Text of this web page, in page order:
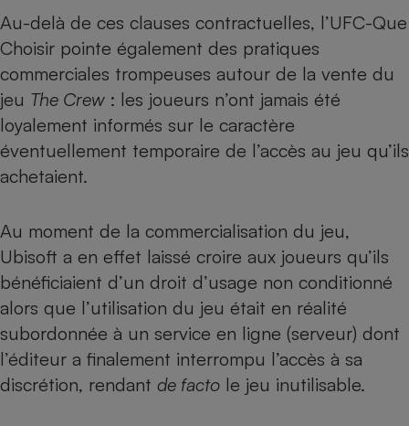
Au-delà de ces clauses contractuelles, l’UFC-Que
Choisir pointe également des pratiques
commerciales trompeuses autour de la vente du
jeu The Crew: les joueurs n’ont jamais été
loyalement informés sur le caractère
éventuellement temporaire de l’accès au jeu qu’ils
achetaient.
Au moment de la commercialisation du jeu,
Ubisoft a en effet laissé croire aux joueurs qu’ils
bénéficiaient d’un droit d’usage non conditionné
alors que l’utilisation du jeu était en réalité
subordonnée à un service en ligne (serveur) dont
l’éditeur a finalement interrompu l’accès à sa
discrétion, rendant de facto le jeu inutilisable.